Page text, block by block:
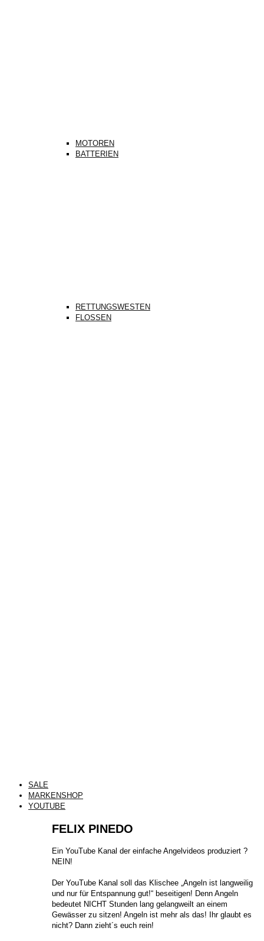
MOTOREN
BATTERIEN
RETTUNGSWESTEN
FLOSSEN
SALE
MARKENSHOP
YOUTUBE
FELIX PINEDO
​Ein YouTube Kanal der einfache Angelvideos produziert ?
NEIN!
Der YouTube Kanal soll das Klischee „Angeln ist langweilig
und nur für Entspannung gut!“ beseitigen! Denn Angeln
bedeutet NICHT Stunden lang gelangweilt an einem
Gewässer zu sitzen! Angeln ist mehr als das! Ihr glaubt es
nicht? Dann zieht´s euch rein!